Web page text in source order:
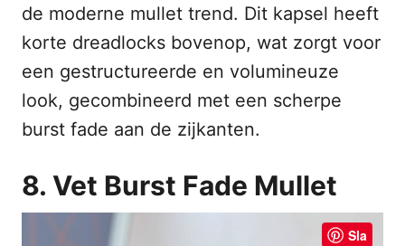
de moderne mullet trend. Dit kapsel heeft
korte dreadlocks bovenop, wat zorgt voor
een gestructureerde en volumineuze
look, gecombineerd met een scherpe
burst fade aan de zijkanten.
8. Vet Burst Fade Mullet
Sla